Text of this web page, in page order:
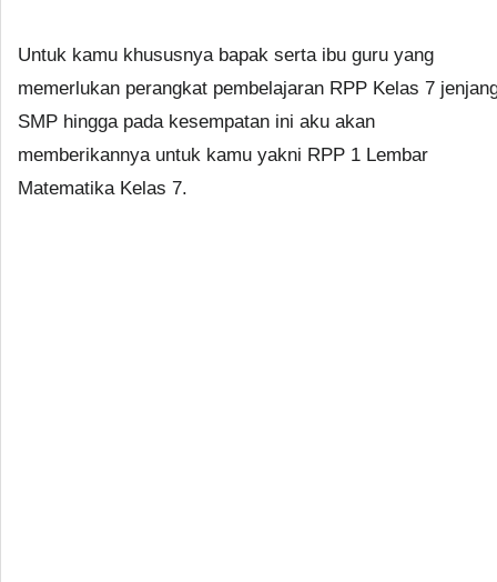
Untuk kamu khususnya bapak serta ibu guru yang
memerlukan perangkat pembelajaran RPP Kelas 7
SMP hingga pada kesempatan ini aku akan
memberikannya untuk kamu yakni RPP 1 Lembar
Matematika Kelas 7.